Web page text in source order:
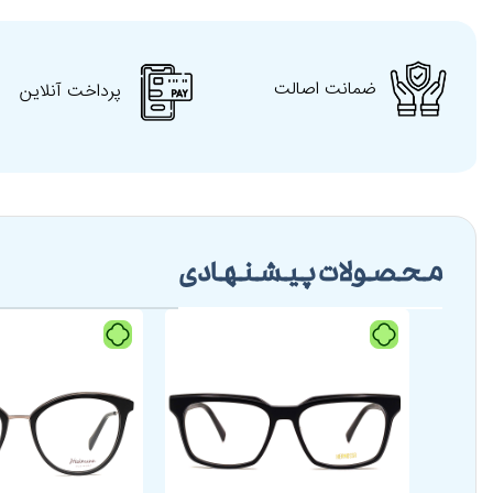
ضمانت اصالت پرداخت آنلاین
محصولات پیشنهادی